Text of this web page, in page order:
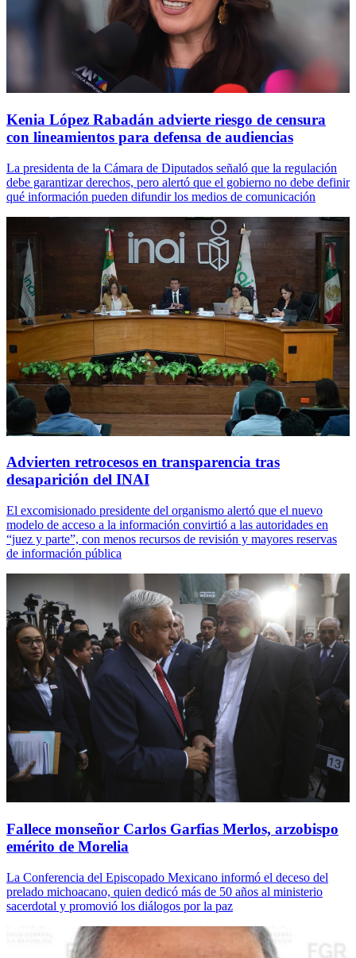
Kenia López Rabadán advierte riesgo de censura
con lineamientos para defensa de audiencias
La presidenta de la Cámara de Diputados señaló que la regulación
debe garantizar derechos, pero alertó que el gobierno no debe definir
qué información pueden difundir los medios de comunicación
Advierten retrocesos en transparencia tras
desaparición del INAI
El excomisionado presidente del organismo alertó que el nuevo
modelo de acceso a la información convirtió a las autoridades en
“juez y parte”, con menos recursos de revisión y mayores reservas
de información pública
Fallece monseñor Carlos Garfias Merlos, arzobispo
emérito de Morelia
La Conferencia del Episcopado Mexicano informó el deceso del
prelado michoacano, quien dedicó más de 50 años al ministerio
sacerdotal y promovió los diálogos por la paz